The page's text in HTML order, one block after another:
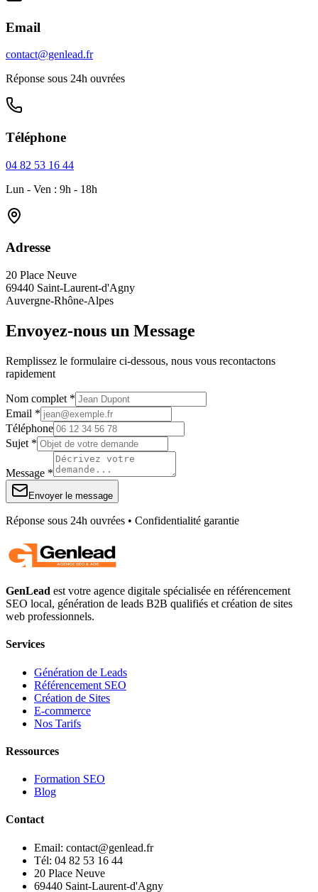
Email
contact@genlead.fr
Réponse sous 24h ouvrées
Téléphone
04 82 53 16 44
Lun - Ven : 9h - 18h
Adresse
20 Place Neuve
69440 Saint-Laurent-d'Agny
Auvergne-Rhône-Alpes
Envoyez-nous un Message
Remplissez le formulaire ci-dessous, nous vous recontactons
rapidement
Nom complet *
Email *
Téléphone
Sujet *
Message *
Envoyer le message
Réponse sous 24h ouvrées • Confidentialité garantie
GenLead est votre agence digitale spécialisée en référencement
SEO local, génération de leads B2B qualifiés et création de sites
web professionnels.
Services
Génération de Leads
Référencement SEO
Création de Sites
E-commerce
Nos Tarifs
Ressources
Formation SEO
Blog
Contact
Email: contact@genlead.fr
Tél: 04 82 53 16 44
20 Place Neuve
69440 Saint-Laurent-d'Agny